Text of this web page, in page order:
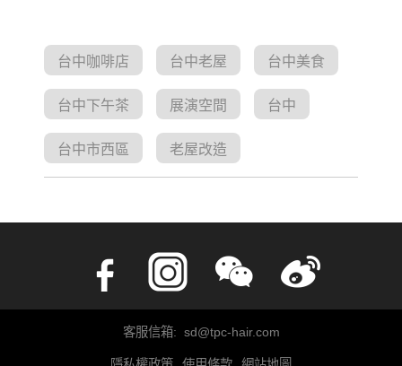
台中咖啡店 台中老屋 台中美食
台中下午茶 展演空間 台中
台中市西區 老屋改造
客服信箱: sd@tpc-hair.com